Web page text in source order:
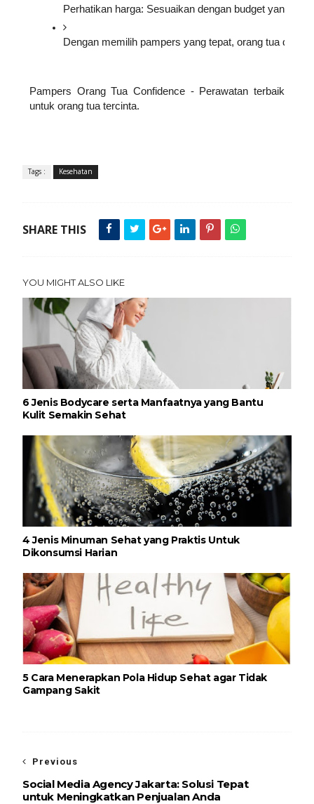
Perhatikan harga: Sesuaikan dengan budget yang
Dengan memilih pampers yang tepat, orang tua
Pampers Orang Tua Confidence - Perawatan terbaik
untuk orang tua tercinta.
Tags : Kesehatan
SHARE THIS
YOU MIGHT ALSO LIKE
6 Jenis Bodycare serta Manfaatnya yang Bantu
Kulit Semakin Sehat
4 Jenis Minuman Sehat yang Praktis Untuk
Dikonsumsi Harian
5 Cara Menerapkan Pola Hidup Sehat agar Tidak
Gampang Sakit
Previous
Social Media Agency Jakarta: Solusi Tepat
untuk Meningkatkan Penjualan Anda